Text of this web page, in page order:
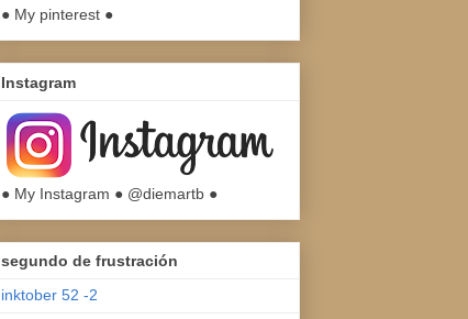
● My pinterest ●
Instagram
● My Instagram ● @diemartb ●
segundo de frustración
inktober 52 -2